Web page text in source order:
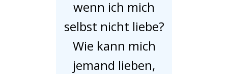
wenn ich mich
selbst nicht liebe?
Wie kann mich
jemand lieben,